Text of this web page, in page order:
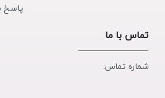
پاسخ
تماس با ما
شماره تماس: